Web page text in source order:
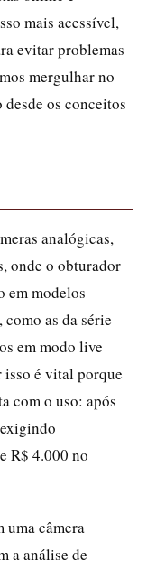
mais acessível,
evitar problemas
mergulhar no
os conceitos
analógicas,
onde o obturador
em modelos
as da série
em modo live
isso é vital porque
com o uso: após
R$ 4.000 no
uma câmera
a análise de